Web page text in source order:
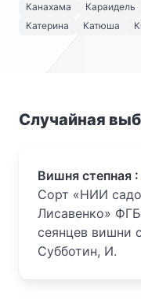
Канахама
Караидель
Катерина
Катюша
Случайная
Вишня степная :
Сорт «НИИ
Лисавенко»
сеянцев вишни
Субботин, И.